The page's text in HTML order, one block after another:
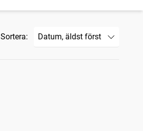
Sortera: